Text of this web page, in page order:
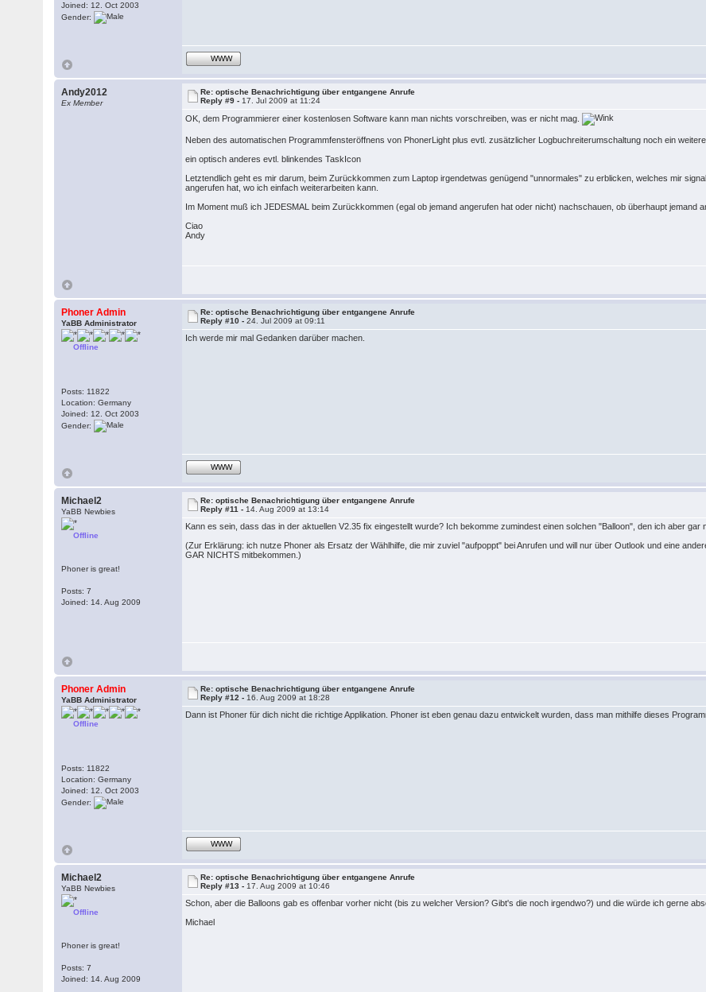
Joined: 12. Oct 2003
Gender:
WWW
Andy2012
Ex Member
Re: optische Benachrichtigung über entgangene Anrufe
Reply #9 - 17. Jul 2009 at 11:24
OK, dem Programmierer einer kostenlosen Software kann man nichts vorschreiben, was er nicht mag.
Neben des automatischen Programmfensteröffnens von PhonerLight plus evtl. zusätzlicher Logbuchreiterumschaltung noch ein
ein optisch anderes evtl. blinkendes TaskIcon
Letztendlich geht es mir darum, beim Zurückkommen zum Laptop irgendetwas genügend "unnormales" zu erblicken, welches mir
angerufen hat, wo ich einfach weiterarbeiten kann.
Im Moment muß ich JEDESMAL beim Zurückkommen (egal ob jemand angerufen hat oder nicht) nachschauen, ob überhaupt jemand
Ciao
Andy
Phoner Admin
YaBB Administrator
Offline
Posts: 11822
Location: Germany
Joined: 12. Oct 2003
Gender:
Re: optische Benachrichtigung über entgangene Anrufe
Reply #10 -24. Jul 2009 at 09:11
Ich werde mir mal Gedanken darüber machen.
WWW
Michael2
YaBB Newbies
Offline
Phoner is great!
Posts: 7
Joined: 14. Aug 2009
Re: optische Benachrichtigung über entgangene Anrufe
Reply #11 - 14. Aug 2009 at 13:14
Kann es sein, dass das in der aktuellen V2.35 fix eingestellt wurde? Ich bekomme zumindest einen solchen "Balloon", den ich aber
(Zur Erklärung: ich nutze Phoner als Ersatz der Wählhilfe, die mir zuviel "aufpoppt" bei Anrufen und will nur über Outlook und eine
GAR NICHTS mitbekommen.)
Phoner Admin
YaBB Administrator
Offline
Posts: 11822
Location: Germany
Joined: 12. Oct 2003
Gender:
Re: optische Benachrichtigung über entgangene Anrufe
Reply #12 - 16. Aug 2009 at 18:28
Dann ist Phoner für dich nicht die richtige Applikation. Phoner ist eben genau dazu entwickelt wurden, dass man mithilfe dieses
WWW
Michael2
YaBB Newbies
Offline
Phoner is great!
Posts: 7
Joined: 14. Aug 2009
Re: optische Benachrichtigung über entgangene Anrufe
Reply #13 - 17. Aug 2009 at 10:46
Schon, aber die Balloons gab es offenbar vorher nicht (bis zu welcher Version? Gibt's die noch irgendwo?) und die würde ich gerne
Michael